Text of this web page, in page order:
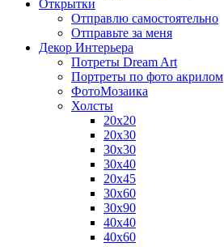
Открытки
Отправлю самостоятельно
Отправьте за меня
Декор Интерьера
Потреты Dream Art
Портреты по фото акрилом
ФотоМозаика
Холсты
20х20
20х30
30х30
30х40
20х45
30х60
30х90
40х40
40х60